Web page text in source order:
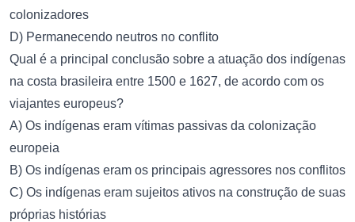
colonizadores
D) Permanecendo neutros no conflito
Qual é a principal conclusão sobre a atuação dos indígenas
na costa brasileira entre 1500 e 1627, de acordo com os
viajantes europeus?
A) Os indígenas eram vítimas passivas da colonização
europeia
B) Os indígenas eram os principais agressores nos conflitos
C) Os indígenas eram sujeitos ativos na construção de suas
próprias histórias